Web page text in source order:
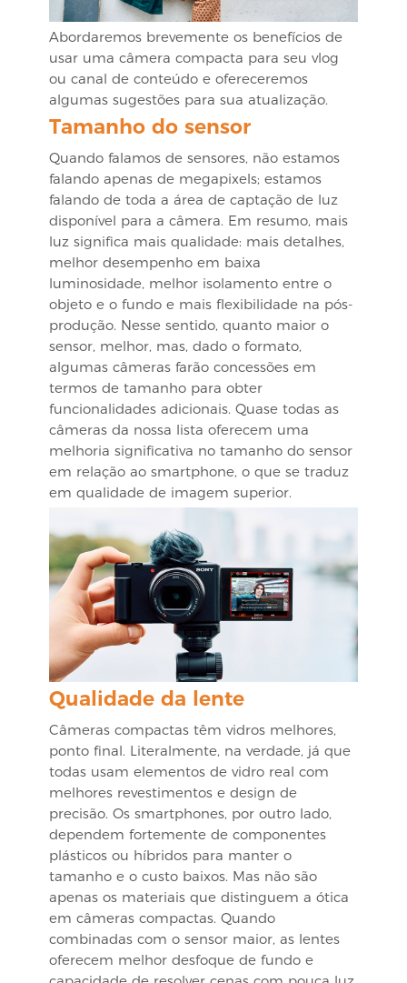
Abordaremos brevemente os benefícios de
usar uma câmera compacta para seu vlog
ou canal de conteúdo e ofereceremos
algumas sugestões para sua atualização.
Tamanho do sensor
Quando falamos de sensores, não estamos
falando apenas de megapixels; estamos
falando de toda a área de captação de luz
disponível para a câmera. Em resumo, mais
luz significa mais qualidade: mais detalhes,
melhor desempenho em baixa
luminosidade, melhor isolamento entre o
objeto e o fundo e mais flexibilidade na pós-
produção. Nesse sentido, quanto maior o
sensor, melhor, mas, dado o formato,
algumas câmeras farão concessões em
termos de tamanho para obter
funcionalidades adicionais. Quase todas as
câmeras da nossa lista oferecem uma
melhoria significativa no tamanho do sensor
em relação ao smartphone, o que se traduz
em qualidade de imagem superior.
Qualidade da lente
Câmeras compactas têm vidros melhores,
ponto final. Literalmente, na verdade, já que
todas usam elementos de vidro real com
melhores revestimentos e design de
precisão. Os smartphones, por outro lado,
dependem fortemente de componentes
plásticos ou híbridos para manter o
tamanho e o custo baixos. Mas não são
apenas os materiais que distinguem a ótica
em câmeras compactas. Quando
combinadas com o sensor maior, as lentes
oferecem melhor desfoque de fundo e